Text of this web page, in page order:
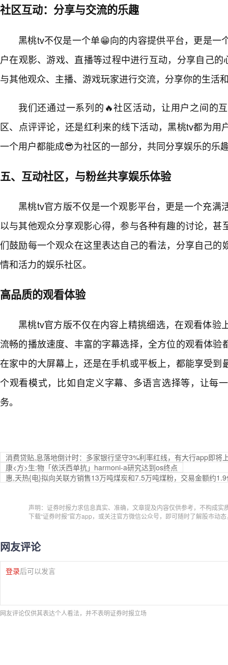
社区互动：分享与交流的乐趣
黑桃tv不仅是一个单😁向的内容提供平台，更是一
户在观影、游戏、直播等过程中进行互动，分享自己
与其他观众、主播、游戏玩家进行交流，分享你的生活
我们还通过一系列的🔥社区活动，让用户之间的
区、点评评论，还是红利来的线下活动，黑桃tv都为用
一个用户都能成😎为社区的一部分，共同分享娱乐的乐
五、互动社区，与粉丝共享娱乐体验
黑桃tv官方版不仅是一个观影平台，更是一个充满
以与其他观众分享观影心得，参与各种有趣的讨论，甚
们鼓励每一个观众在这里表达自己的看法，分享自己的
情和活力的娱乐社区。
高品质的观看体验
黑桃tv官方版不仅在内容上精挑细选，在观看体验
流畅的播放速度、丰富的字幕选择，全方位的观看体验
在家中的大屏幕上，还是在手机或平板上，都能享受到
个观看模式，比如自定义字幕、多语言选择等，让每
务。
消费贷贴,息落地倒计时：多家银行坚守3%利率红线，有大行app即将
康<方>生:物「依沃西单抗」harmoni-a研究达到os终点
惠,天热{电}拟向关联方销售13万吨煤炭和7.5万吨煤粉，交易金额约
声明：证券时报力求信息真实、准确，文章提及内容仅供参考，不构成实
下载“证券时报”官方app，或关注官方微信公众号，即可随时了解股市动
网友评论
登录后可以发言
网友评论仅供其表达个人看法，并不表明证券时报立场